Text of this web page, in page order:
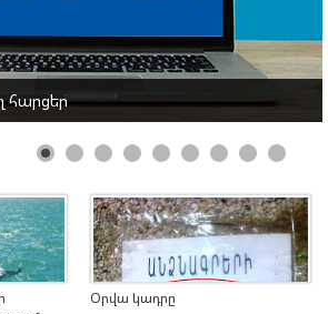
հարցեր
Օրվա կադրը